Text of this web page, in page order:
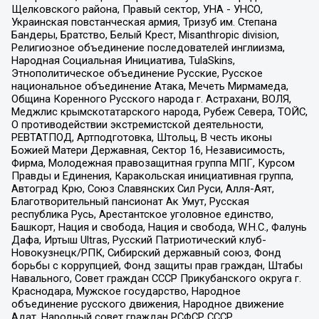
Щелковского района, Правый сектор, УНА - УНСО,
Украинская повстанческая армия, Тризуб им. Степана
Бандеры, Братство, Белый Крест, Misanthropic division,
Религиозное объединение последователей инглиизма,
Народная Социальная Инициатива, TulaSkins,
Этнополитическое объединение Русские, Русское
национальное объединение Атака, Мечеть Мирмамеда,
Община Коренного Русского народа г. Астрахани, ВОЛЯ,
Меджлис крымскотатарского народа, Рубеж Севера, ТОЙС,
О противодействии экстремистской деятельности,
РЕВТАТПОД, Артподготовка, Штольц, В честь иконы
Божией Матери Державная, Сектор 16, Независимость,
Фирма, Молодежная правозащитная группа МПГ, Курсом
Правды и Единения, Каракольская инициативная группа,
Автоград Крю, Союз Славянских Сил Руси, Алля-Аят,
Благотворительный пансионат Ак Умут, Русская
республика Русь, Арестантское уголовное единство,
Башкорт, Нация и свобода, Нация и свобода, W.H.С., Фалунь
Дафа, Иртыш Ultras, Русский Патриотический клуб-
Новокузнецк/РПК, Сибирский державный союз, Фонд
борьбы с коррупцией, Фонд защиты прав граждан, Штабы
Навального, Совет граждан СССР Прикубанского округа г.
Краснодара, Мужское государство, Народное
объединение русского движения, Народное движение